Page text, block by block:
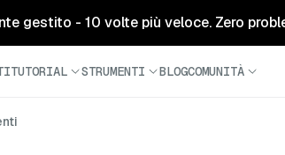
gestito - 10 volte più veloce. Zero
TUTORIAL STRUMENTI BLOGCOMUNITÀ